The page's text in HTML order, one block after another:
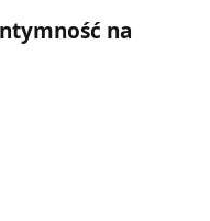
na